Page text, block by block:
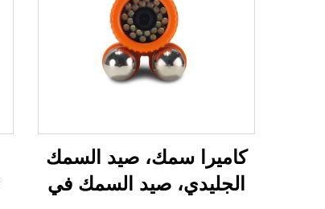
كاميرا سمك، صيد السمك
الجليدي، صيد السمك في